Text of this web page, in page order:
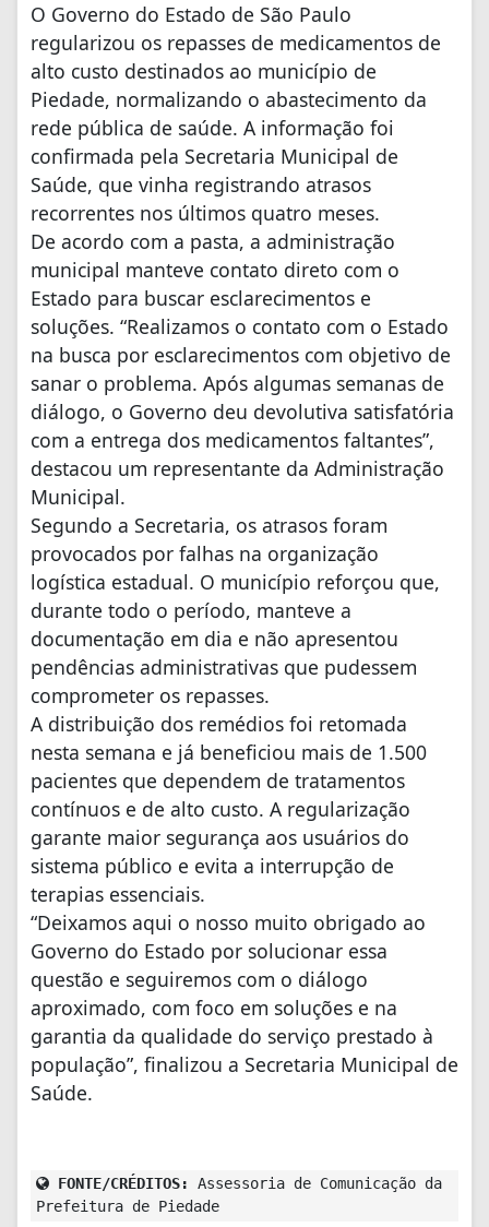
O Governo do Estado de São Paulo
regularizou os repasses de medicamentos de
alto custo destinados ao município de
Piedade, normalizando o abastecimento da
rede pública de saúde. A informação foi
confirmada pela Secretaria Municipal de
Saúde, que vinha registrando atrasos
recorrentes nos últimos quatro meses.
De acordo com a pasta, a administração
municipal manteve contato direto com o
Estado para buscar esclarecimentos e
soluções. “Realizamos o contato com o Estado
na busca por esclarecimentos com objetivo de
sanar o problema. Após algumas semanas de
diálogo, o Governo deu devolutiva satisfatória
com a entrega dos medicamentos faltantes”,
destacou um representante da Administração
Municipal.
Segundo a Secretaria, os atrasos foram
provocados por falhas na organização
logística estadual. O município reforçou que,
durante todo o período, manteve a
documentação em dia e não apresentou
pendências administrativas que pudessem
comprometer os repasses.
A distribuição dos remédios foi retomada
nesta semana e já beneficiou mais de 1.500
pacientes que dependem de tratamentos
contínuos e de alto custo. A regularização
garante maior segurança aos usuários do
sistema público e evita a interrupção de
terapias essenciais.
“Deixamos aqui o nosso muito obrigado ao
Governo do Estado por solucionar essa
questão e seguiremos com o diálogo
aproximado, com foco em soluções e na
garantia da qualidade do serviço prestado à
população”, finalizou a Secretaria Municipal de
Saúde.
FONTE/CRÉDITOS:
Assessoria de Comunicação da
Prefeitura de Piedade